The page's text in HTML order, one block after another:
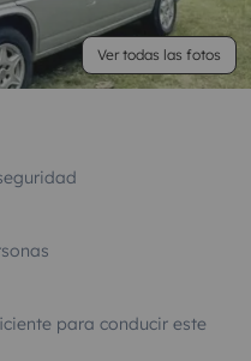
Ver todas las fotos
para conducir este